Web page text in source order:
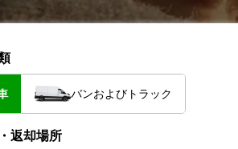
バンおよびトラック
返却場所